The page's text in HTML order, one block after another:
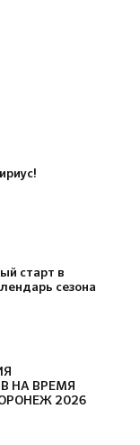
старт в
сезона
НА ВРЕМЯ
2026